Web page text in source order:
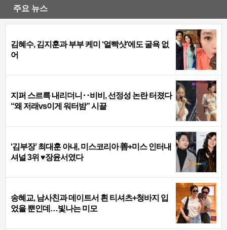
주요 뉴스
김혜수, 김지훈과 부부 케미 ‘얼빡샷’에도 굴욕 없
어
지퍼 스르륵 내리더니‥비비, 선정성 논란 터졌다
“왜 저래vs이게 워터밤” 시끌
‘김부장’ 최대훈 아내, 미스코리아 善+미스 인터내
셔널 3위 ♥장윤서였다
송혜교, 남사친과 데이트서 흰 티셔츠+청바지 입
었을 뿐인데…빛나는 미모